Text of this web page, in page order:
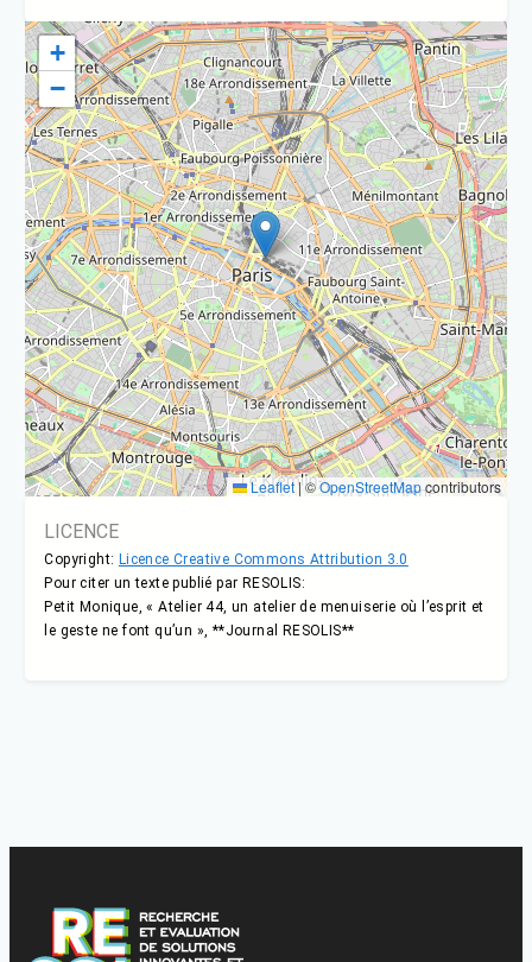
+
−
Leaflet |©OpenStreetMapcontributors
LICENCE
Copyright: Licence Creative Commons Attribution 3.0
Pour citer un texte publié par RESOLIS:
Petit Monique, « Atelier 44, un atelier de menuiserie où l’esprit et
le geste ne font qu’un », **Journal RESOLIS**